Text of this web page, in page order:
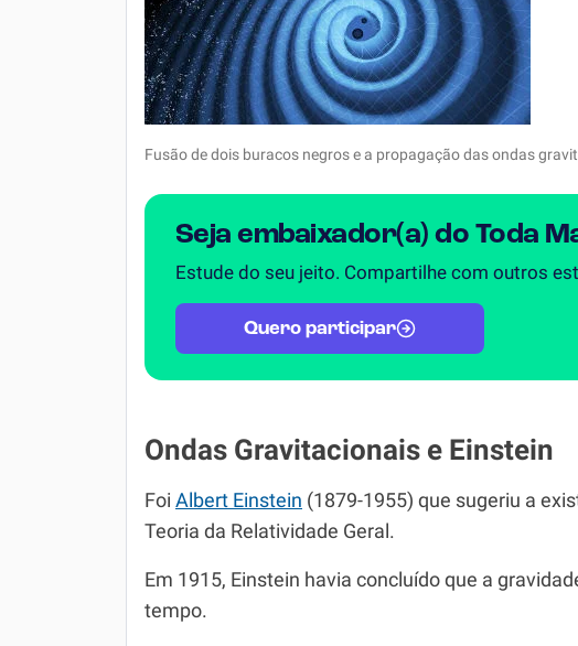
Fusão de dois buracos negros e a propagação das ondas
Seja embaixador(a) do Toda
Estude do seu jeito. Compartilhe com outros
Quero participar
Ondas Gravitacionais e Einstein
Foi Albert Einstein (1879-1955) que sugeriu a
Teoria da Relatividade Geral.
Em 1915, Einstein havia concluído que a
tempo.